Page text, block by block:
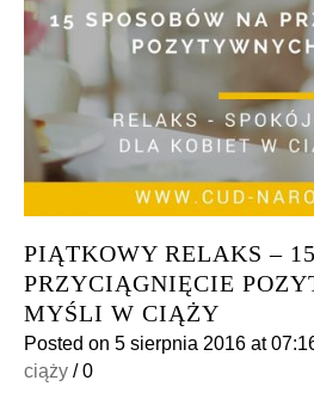
PIĄTKOWY RELAKS –
PRZYCIĄGNIĘCIE
MYŚLI W CIĄŻY
Posted on 5 sierpnia 2016 at
ciąży /0